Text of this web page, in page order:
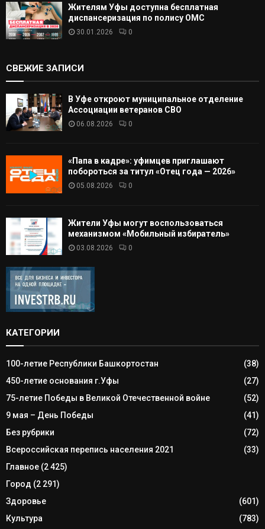
Жителям Уфы доступна бесплатная
диспансеризация по полису ОМС
30.01.2026 0
СВЕЖИЕ ЗАПИСИ
В Уфе откроют муниципальное отделение
Ассоциации ветеранов СВО
06.08.2026 0
«Папа в кадре»: уфимцев приглашают
побороться за титул «Отец года — 2026»
05.08.2026 0
Жители Уфы могут воспользоваться
механизмом «Мобильный избиратель»
03.08.2026 0
КАТЕГОРИИ
100-летие Республики Башкортостан
(38)
450-летие основания г.Уфы
(27)
75-летие Победы в Великой Отечественной войне
(52)
9 мая – День Победы
(41)
Без рубрики
(72)
Всероссийская перепись населения 2021
(33)
Главное (2 425)
Город (2 291)
Здоровье
(601)
Культура
(783)